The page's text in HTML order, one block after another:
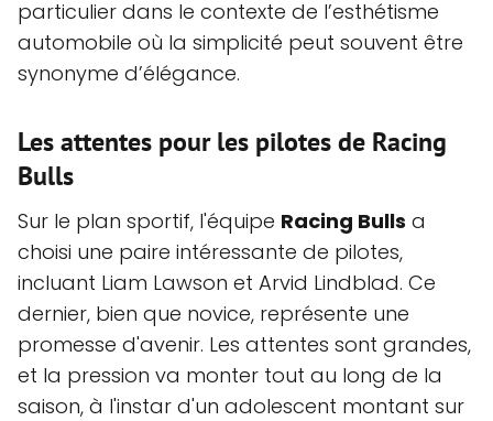
particulier dans le contexte de l’esthétisme
automobile où la simplicité peut souvent être
synonyme d’élégance.
Les attentes pour les pilotes de Racing
Bulls
Sur le plan sportif, l'équipe Racing Bulls a
choisi une paire intéressante de pilotes,
incluant Liam Lawson et Arvid Lindblad. Ce
dernier, bien que novice, représente une
promesse d'avenir. Les attentes sont grandes,
et la pression va monter tout au long de la
saison, à l'instar d'un adolescent montant sur